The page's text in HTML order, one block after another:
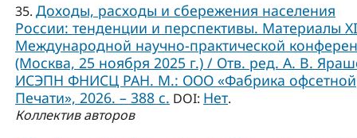
35. Доходы, расходы и сбережения населения
России: тенденции и перспективы. Материалы XI
Международной научно-практической
(Москва, 25 ноября 2025 г.) / Отв. ред. А. В.
ИСЭПН ФНИСЦ РАН. М.: ООО «Фабрика офсетной
Печати», 2026. – 388 с. DOI: Нет.
Коллектив авторов